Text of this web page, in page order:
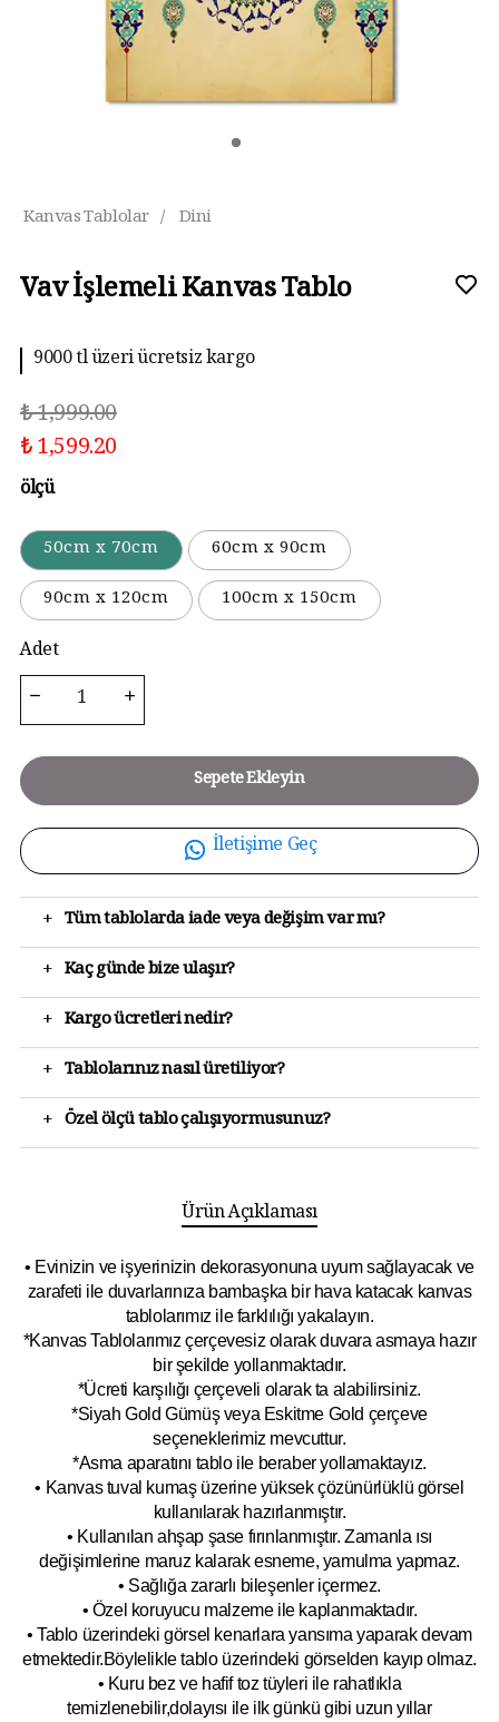
Kanvas Tablolar / Dini
Vav İşlemeli Kanvas Tablo
9000 tl üzeri ücretsiz kargo
₺ 1,999.00
₺ 1,599.20
ölçü
50cm x 70cm
60cm x 90cm
90cm x 120cm
100cm x 150cm
Adet
Sepete Ekleyin
İletişime Geç
+ Tüm tablolarda iade veya değişim var mı?
+ Kaç günde bize ulaşır?
+ Kargo ücretleri nedir?
+ Tablolarınız nasıl üretiliyor?
+ Özel ölçü tablo çalışıyormusunuz?
Ürün Açıklaması
• Evinizin ve işyerinizin dekorasyonuna uyum sağlayacak ve
zarafeti ile duvarlarınıza bambaşka bir hava katacak kanvas
tablolarımız ile farklılığı yakalayın.
*Kanvas Tablolarımız çerçevesiz olarak duvara asmaya hazır
bir şekilde yollanmaktadır.
*Ücreti karşılığı çerçeveli olarak ta alabilirsiniz.
*Siyah Gold Gümüş veya Eskitme Gold çerçeve
seçeneklerimiz mevcuttur.
*Asma aparatını tablo ile beraber yollamaktayız.
• Kanvas tuval kumaş üzerine yüksek çözünürlüklü görsel
kullanılarak hazırlanmıştır.
• Kullanılan ahşap şase fırınlanmıştır. Zamanla ısı
değişimlerine maruz kalarak esneme, yamulma yapmaz.
• Sağlığa zararlı bileşenler içermez.
• Özel koruyucu malzeme ile kaplanmaktadır.
• Tablo üzerindeki görsel kenarlara yansıma yaparak devam
etmektedir.Böylelikle tablo üzerindeki görselden kayıp olmaz.
• Kuru bez ve hafif toz tüyleri ile rahatlıkla
temizlenebilir,dolayısı ile ilkgünkü gibi uzun yıllar